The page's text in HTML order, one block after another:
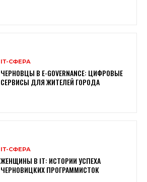
ІТ-СФЕРА
ЧЕРНОВЦЫ В E-GOVERNANCE: ЦИФРОВЫЕ
СЕРВИСЫ ДЛЯ ЖИТЕЛЕЙ ГОРОДА
ІТ-СФЕРА
ЖЕНЩИНЫ В ІТ: ИСТОРИИ УСПЕХА
ЧЕРНОВИЦКИХ ПРОГРАММИСТОК